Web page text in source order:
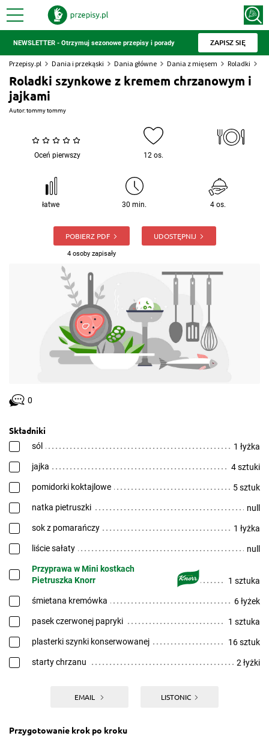
NEWSLETTER - Otrzymuj sezonowe przepisy i porady ZAPISZ SIĘ
Przepisy.pl Dania i przekąski Dania główne Dania z mięsem Roladki
Roladki szynkowe z kremem chrzanowym i
jajkami
Autor:tommy tommy
Oceń pierwszy 12 os.
łatwe 30 min. 4 os.
POBIERZ PDF
4 osoby zapisały
UDOSTĘPNIJ
0
Składniki
sól 1 łyżka
jajka 4 sztuki
pomidorki koktajlowe 5 sztuk
natka pietruszki null
sok z pomarańczy 1 łyżka
liście sałaty null
Przyprawa w Mini kostkach
Pietruszka Knorr
1 sztuka
śmietana kremówka 6 łyżek
pasek czerwonej papryki 1 sztuka
plasterki szynki konserwowanej 16 sztuk
starty chrzanu 2 łyżki
EMAIL LISTONIC
Przygotowanie krok po kroku